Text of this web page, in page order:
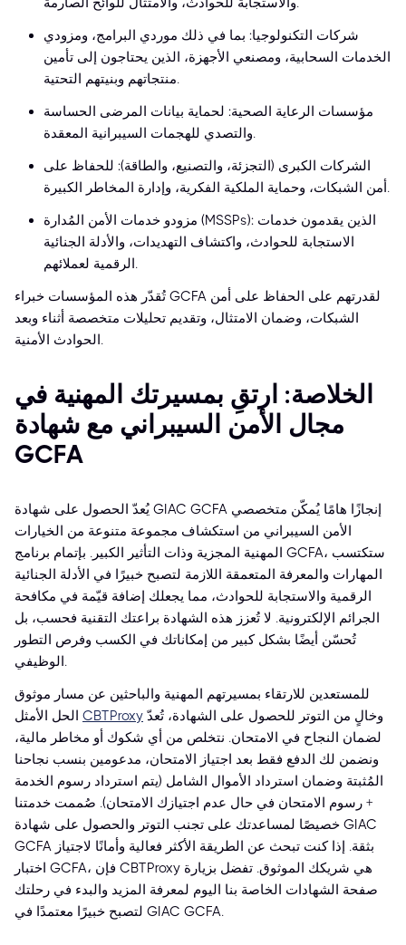
شركات التكنولوجيا: بما في ذلك موردي البرامج، ومزودي
الخدمات السحابية، ومصنعي الأجهزة، الذين يحتاجون إلى تأمين
منتجاتهم وبنيتهم التحتية.
مؤسسات الرعاية الصحية: لحماية بيانات المرضى الحساسة
والتصدي للهجمات السيبرانية المعقدة.
الشركات الكبرى (التجزئة، والتصنيع، والطاقة): للحفاظ على
أمن الشبكات، وحماية الملكية الفكرية، وإدارة المخاطر الكبيرة.
مزودو خدمات الأمن المُدارة (MSSPs): الذين يقدمون خدمات
الاستجابة للحوادث، واكتشاف التهديدات، والأدلة الجنائية
الرقمية لعملائهم.
تُقدّر هذه المؤسسات خبراء GCFA لقدرتهم على الحفاظ على أمن
الشبكات، وضمان الامتثال، وتقديم تحليلات متخصصة أثناء وبعد
الحوادث الأمنية.
الخلاصة: ارتقِ بمسيرتك المهنية في
مجال الأمن السيبراني مع شهادة
GCFA
يُعدّ الحصول على شهادة GIAC GCFA إنجازًا هامًا يُمكّن متخصصي
الأمن السيبراني من استكشاف مجموعة متنوعة من الخيارات
المهنية المجزية وذات التأثير الكبير. بإتمام برنامج GCFA، ستكتسب
المهارات والمعرفة المتعمقة اللازمة لتصبح خبيرًا في الأدلة الجنائية
الرقمية والاستجابة للحوادث، مما يجعلك إضافة قيّمة في مكافحة
الجرائم الإلكترونية. لا تُعزز هذه الشهادة براعتك التقنية فحسب، بل
تُحسّن أيضًا بشكل كبير من إمكاناتك في الكسب وفرص التطور
الوظيفي.
للمستعدين للارتقاء بمسيرتهم المهنية والباحثين عن مسار موثوق
وخالٍ من التوتر للحصول على الشهادة، تُعدّ CBTProxy الحل الأمثل
لضمان النجاح في الامتحان. نتخلص من أي شكوك أو مخاطر مالية،
ونضمن لك الدفع فقط بعد اجتياز الامتحان، مدعومين بنسب نجاحنا
المُثبتة وضمان استرداد الأموال الشامل (يتم استرداد رسوم الخدمة
+ رسوم الامتحان في حال عدم اجتيازك الامتحان). صُممت خدمتنا
خصيصًا لمساعدتك على تجنب التوتر والحصول على شهادة GIAC
GCFA بثقة. إذا كنت تبحث عن الطريقة الأكثر فعالية وأمانًا لاجتياز
اختبار GCFA، فإن CBTProxy هي شريكك الموثوق. تفضل بزيارة
صفحة الشهادات الخاصة بنا اليوم لمعرفة المزيد والبدء في رحلتك
لتصبح خبيرًا معتمدًا في GIAC GCFA.